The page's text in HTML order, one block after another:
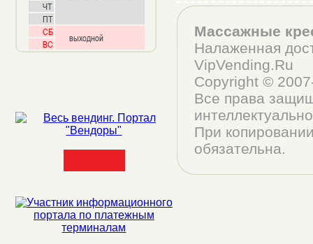
ЧТ
ПТ
СБ
выходной
ВС
Массажные
Налаженная
VipVending.Ru
Copyright ©
Все права
При
обязательна.